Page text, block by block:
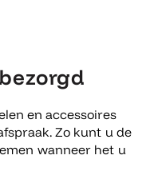
en accessoires
Zo kunt u de
wanneer het u